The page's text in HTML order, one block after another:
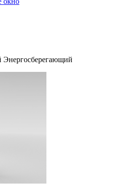
Энергосберегающий